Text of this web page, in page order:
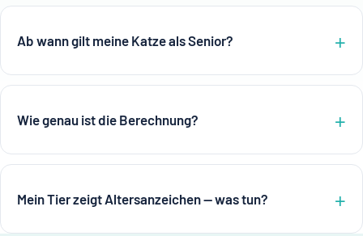
Ab wann gilt meine Katze als Senior?
Wie genau ist die Berechnung?
Mein Tier zeigt Altersanzeichen — was tun?